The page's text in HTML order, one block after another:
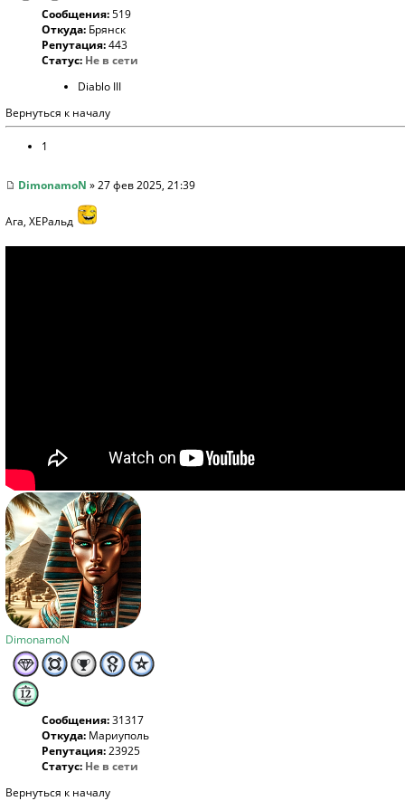
Сообщения:519
Откуда: Брянск
Репутация:443
Статус: Не в сети
Diablo III
Вернуться к началу
1
DimonamoN » 27 фев 2025, 21:39
Ага, ХЕРальд
DimonamoN
Сообщения:31317
Откуда: Мариуполь
Репутация:23925
Статус: Не в сети
Вернуться к началу